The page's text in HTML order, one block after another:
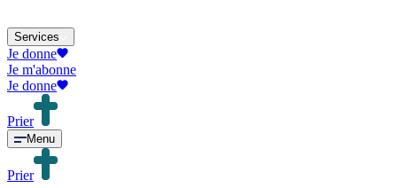
Services
Je donne
Je m'abonne
Je donne
Prier
Menu
Prier